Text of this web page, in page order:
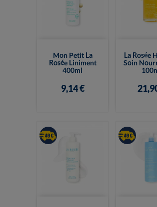
Mon Petit La
Rosée Liniment
400ml
9,14 €
La Rosée
Soin